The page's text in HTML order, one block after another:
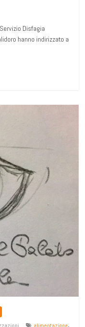
Disfagia
hanno indirizzato a
,